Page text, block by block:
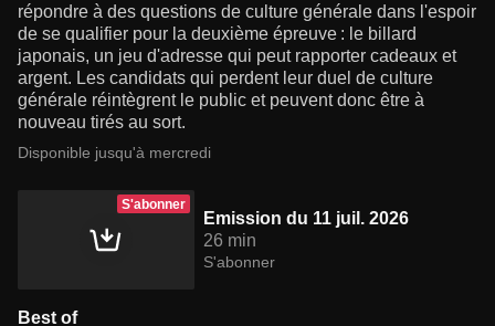
répondre à des questions de culture générale dans l'espoir
de se qualifier pour la deuxième épreuve : le billard
japonais, un jeu d'adresse qui peut rapporter cadeaux et
argent. Les candidats qui perdent leur duel de culture
générale réintègrent le public et peuvent donc être à
nouveau tirés au sort.
Disponible jusqu'à mercredi
S'abonner
Emission du 11 juil. 2026
26 min
S'abonner
Best of